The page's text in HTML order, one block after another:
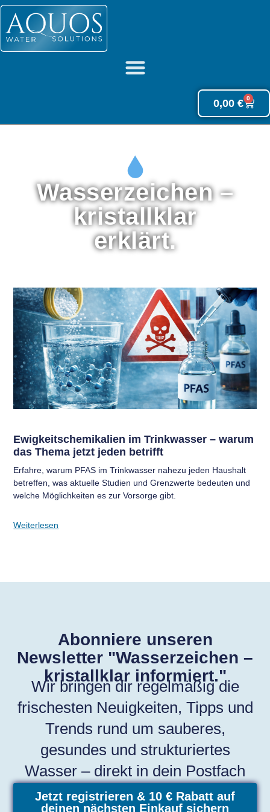
0,00 € 0
Wasserzeichen –
kristallklar
erklärt.
Ewigkeitschemikalien im Trinkwasser – warum
das Thema jetzt jeden betrifft
Erfahre, warum PFAS im Trinkwasser nahezu jeden Haushalt
betreffen, was aktuelle Studien und Grenzwerte bedeuten und
welche Möglichkeiten es zur Vorsorge gibt.
Weiterlesen
Abonniere unseren
Newsletter "Wasserzeichen –
kristallklar informiert."
Wir bringen dir regelmäßig die
frischesten Neuigkeiten, Tipps und
Trends rund um sauberes,
gesundes und strukturiertes
Wasser – direkt in dein Postfach
Jetzt registrieren & 10 € Rabatt auf
deinen nächsten Einkauf sichern